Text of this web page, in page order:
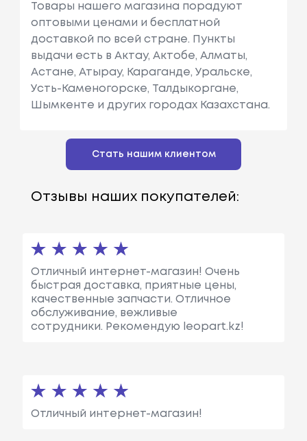
Товары нашего магазина порадуют
оптовыми ценами и бесплатной
доставкой по всей стране. Пункты
выдачи есть в Актау, Актобе, Алматы,
Астане, Атырау, Караганде, Уральске,
Усть-Каменогорске, Талдыкоргане,
Шымкенте и других городах Казахстана.
Стать нашим клиентом
Отзывы наших покупателей:
Отличный интернет-магазин! Очень
быстрая доставка, приятные цены,
качественные запчасти. Отличное
обслуживание, вежливые
сотрудники. Рекомендую leopart.kz!
Отличный интернет-магазин!